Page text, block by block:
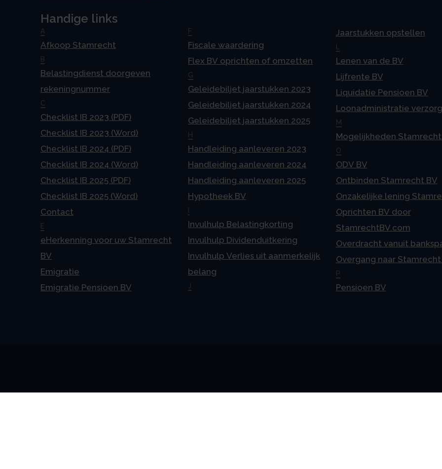
Handige links
A
Afkoop Stamrecht
B
Belastingdienst doorgeven
rekeningnummer
C
Checklist IB 2023 (PDF)
Checklist IB 2023 (Word)
Checklist IB 2024 (PDF)
Checklist IB 2024 (Word)
Checklist IB 2025 (PDF)
Checklist IB 2025 (Word)
Contact
E
eHerkenning voor uw Stamrecht
BV
Emigratie
Emigratie Pensioen BV
F
Fiscale waardering
Flex BV oprichten of omzetten
G
Geleidebiljet jaarstukken 2023
Geleidebiljet jaarstukken 2024
Geleidebiljet jaarstukken 2025
H
Handleiding aanleveren 2023
Handleiding aanleveren 2024
Handleiding aanleveren 2025
Hypotheek BV
Invulhulp Belastingkorting
Invulhulp Dividenduitkering
Invulhulp Verlies uit aanmerkelijk
belang
Jaarstukken opstellen
Lenen van de BV
Lijfrente BV
Liquidatie Pensioen BV
Loonadministratie
M
Mogelijkheden Stamrecht
O
ODV BV
Ontbinden Stamrecht BV
Onzakelijke lening
Oprichten BV door
StamrechtBV.com
Overdracht vanuit
Overgang naar Stamrecht
P
Pensioen BV